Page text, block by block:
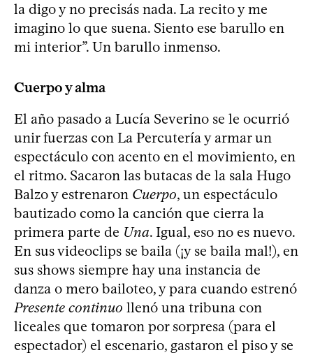
la digo y no precisás nada. La recito y me
imagino lo que suena. Siento ese barullo en
mi interior”. Un barullo inmenso.
Cuerpo y alma
El año pasado a Lucía Severino se le ocurrió
unir fuerzas con La Percutería y armar un
espectáculo con acento en el movimiento, en
el ritmo. Sacaron las butacas de la sala Hugo
Balzo y estrenaron Cuerpo, un espectáculo
bautizado como la canción que cierra la
primera parte de Una. Igual, eso no es nuevo.
En sus videoclips se baila (¡y se baila mal!), en
sus shows siempre hay una instancia de
danza o mero bailoteo, y para cuando estrenó
Presente continuo llenó una tribuna con
liceales que tomaron por sorpresa (para el
espectador) el escenario, gastaron el piso y se